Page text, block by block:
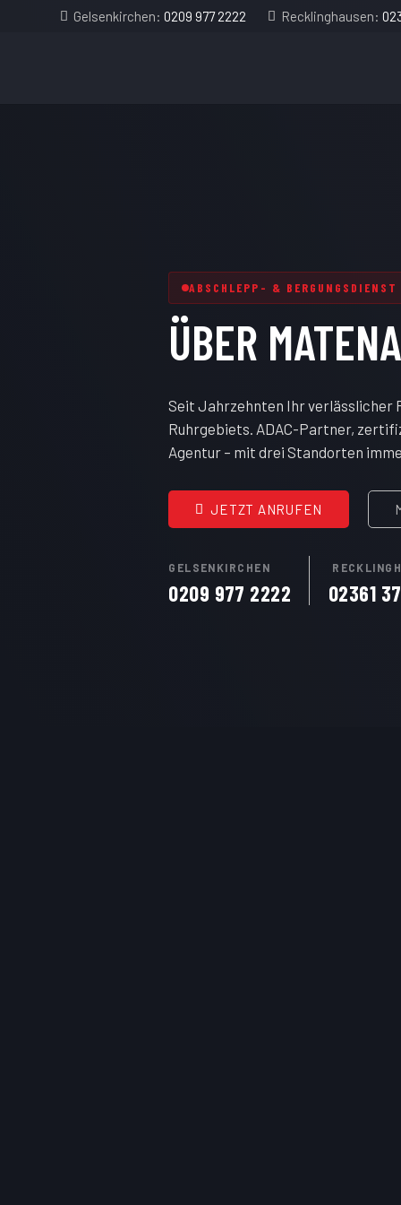
Gelsenkirchen:0209 977 2222 Recklinghausen:
ABSCHLEPP- & BERGUNGSDIENST
ÜBER MATENA
Seit Jahrzehnten Ihr verlässlicher
Ruhrgebiets. ADAC-Partner,
Agentur – mit drei Standorten
JETZT ANRUFEN
GELSENKIRCHEN
0209 977 2222 02361